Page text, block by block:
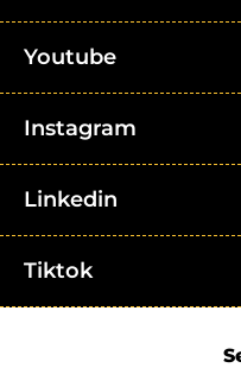
Youtube
Instagram
Linkedin
Tiktok